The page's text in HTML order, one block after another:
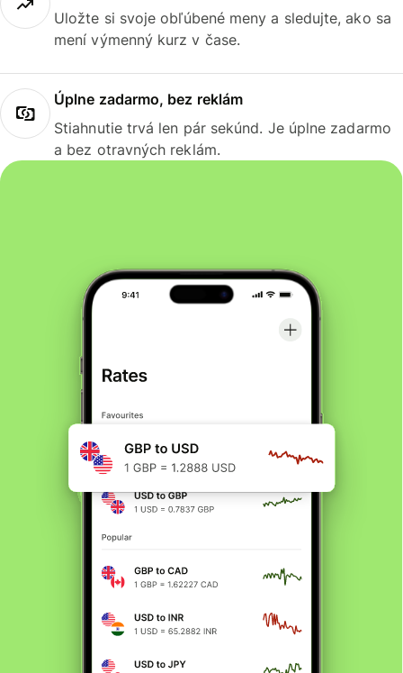
Uložte si svoje obľúbené meny a sledujte, ako sa
mení výmenný kurz v čase.
Úplne zadarmo, bez reklám
Stiahnutie trvá len pár sekúnd. Je úplne zadarmo
a bez otravných reklám.